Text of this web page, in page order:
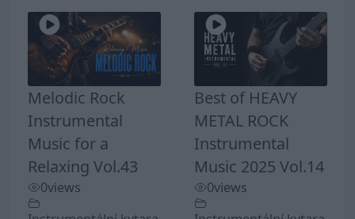
Melodic Rock
Instrumental
Music for a
Relaxing Vol.43
0views
Best of HEAVY
METAL ROCK
Instrumental
Music 2025 Vol.14
0views